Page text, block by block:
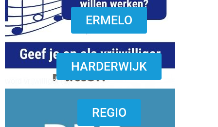
word vrijwilliger (1)
ERMELO
HARDERWIJK
REGIO